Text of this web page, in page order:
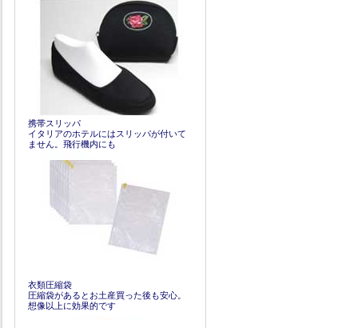
携帯スリッパ
イタリアのホテルにはスリッパが付いて
ません。飛行機内にも
衣類圧縮袋
圧縮袋があるとお土産買った後も安心。
想像以上に効果的です